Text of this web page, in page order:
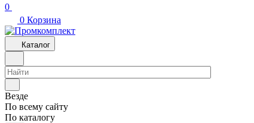
0
0 Корзина
Каталог
Везде
По всему сайту
По каталогу